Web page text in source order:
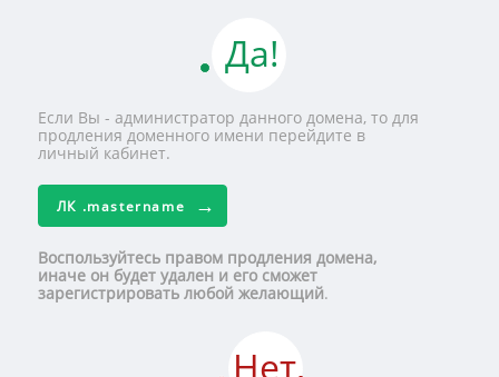
Да!
Если Вы - администратор данного домена, то для
продления доменного имени перейдите в
личный кабинет.
ЛК .mastername
Воспользуйтесь правом продления домена,
иначе он будет удален и его сможет
зарегистрировать любой желающий.
Нет,